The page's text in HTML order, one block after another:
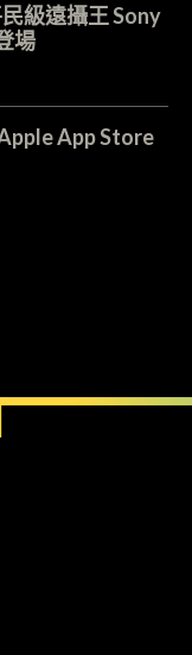
級遠攝王 Sony
場
App Store